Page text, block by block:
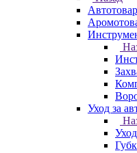
Уход за